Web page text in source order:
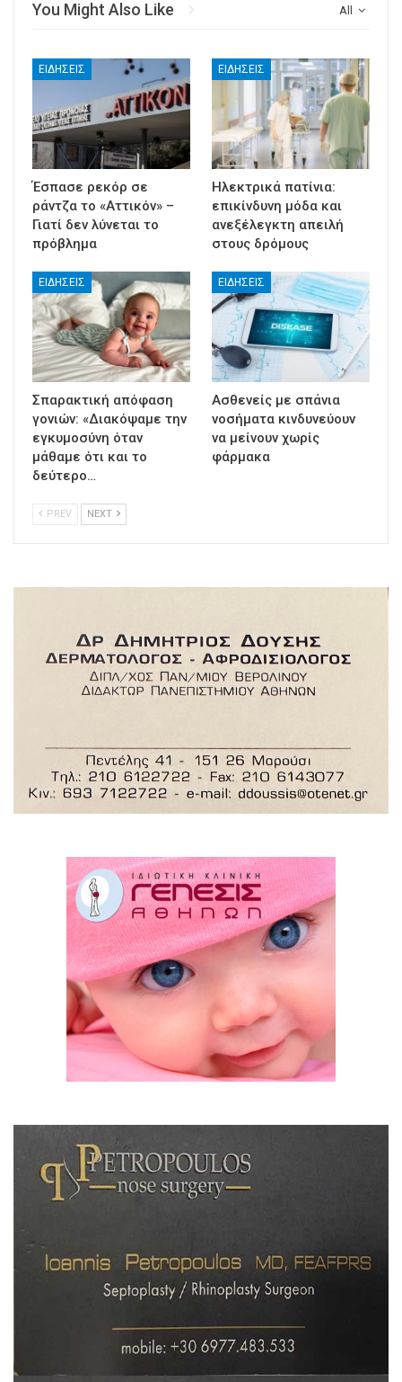
All
You Might Also Like
ΕΙΔΉΣΕΙΣ
Έσπασε ρεκόρ σε
ράντζα το «Αττικόν» –
Γιατί δεν λύνεται το
πρόβλημα
ΕΙΔΉΣΕΙΣ
Ηλεκτρικά πατίνια:
επικίνδυνη μόδα και
ανεξέλεγκτη απειλή
στους δρόμους
ΕΙΔΉΣΕΙΣ
Σπαρακτική απόφαση
γονιών: «Διακόψαμε την
εγκυμοσύνη όταν
μάθαμε ότι και το
δεύτερο…
ΕΙΔΉΣΕΙΣ
Ασθενείς με σπάνια
νοσήματα κινδυνεύουν
να μείνουν χωρίς
φάρμακα
PREV NEXT